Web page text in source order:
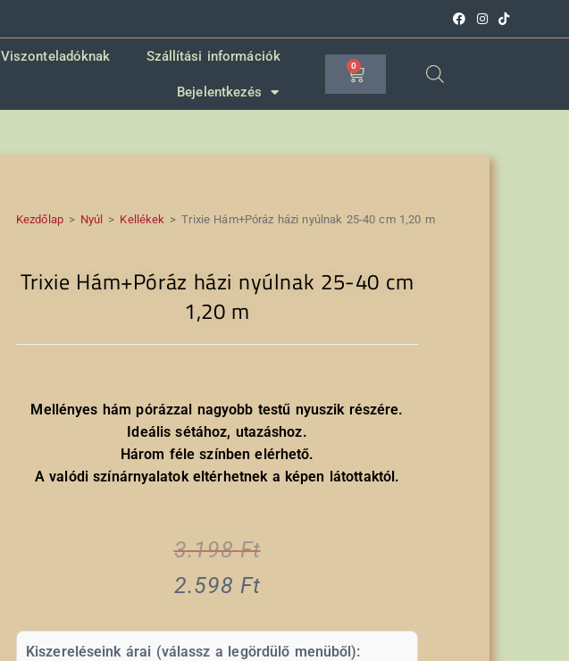
Viszonteladóknak Szállítási információk
Bejelentkezés
0
Kezdőlap > Nyúl > Kellékek > Trixie Hám+Póráz házi nyúlnak 25-40 cm 1,20 m
Trixie Hám+Póráz házi nyúlnak 25-40 cm
1,20 m
Mellényes hám pórázzal nagyobb testű nyuszik részére.
Ideális sétához, utazáshoz.
Három féle színben elérhető.
A valódi színárnyalatok eltérhetnek a képen látottaktól.
3.198Ft
2.598 Ft
Kiszereléseink árai (válassz a legördülő menüből):